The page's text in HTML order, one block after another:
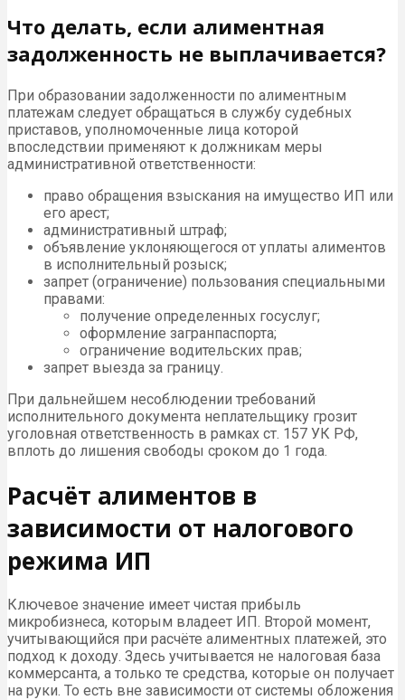
Что делать, если алиментная
задолженность не выплачивается?
При образовании задолженности по алиментным
платежам следует обращаться в службу судебных
приставов, уполномоченные лица которой
впоследствии применяют к должникам меры
административной ответственности:
право обращения взыскания на имущество ИП или
его арест;
административный штраф;
объявление уклоняющегося от уплаты алиментов
в исполнительный розыск;
запрет (ограничение) пользования специальными
правами:
получение определенных госуслуг;
оформление загранпаспорта;
ограничение водительских прав;
запрет выезда за границу.
При дальнейшем несоблюдении требований
исполнительного документа неплательщику грозит
уголовная ответственность в рамках ст. 157 УК РФ,
вплоть до лишения свободы сроком до 1 года.
Расчёт алиментов в
зависимости от налогового
режима ИП
Ключевое значение имеет чистая прибыль
микробизнеса, которым владеет ИП. Второй момент,
учитывающийся при расчёте алиментных платежей, это
подход к доходу. Здесь учитывается не налоговая база
коммерсанта, а только те средства, которые он получает
на руки. То есть вне зависимости от системы обложения